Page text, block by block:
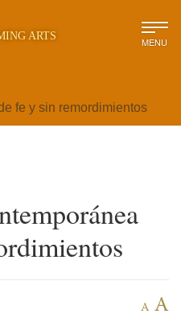
ARTS MENU
fe y sin remordimientos
A A